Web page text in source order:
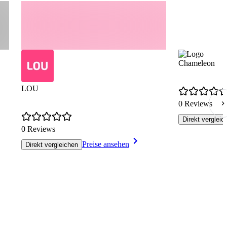
LOU
0 Reviews
Direkt vergleichen Preise ansehen
Chameleon
0 Reviews
Direkt